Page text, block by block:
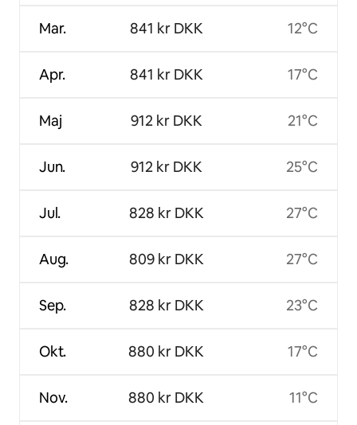
Mar.
Apr.
Maj
Jun.
Jul.
Aug.
Sep.
Okt.
Nov.
841 kr DKK
841 kr DKK
912 kr DKK
912 kr DKK
828 kr DKK
809 kr DKK
828 kr DKK
880 kr DKK
880 kr DKK
12°C
17°C
21°C
25°C
27°C
27°C
23°C
17°C
11°C